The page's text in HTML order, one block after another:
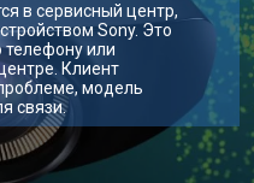
в сервисный центр,
Sony. Это
или
Клиент
модель
связи.